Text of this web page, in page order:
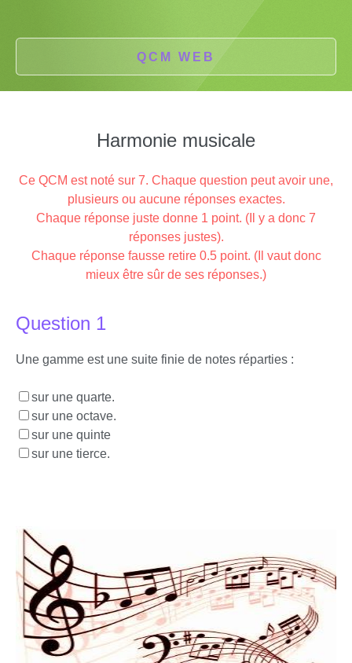
QCM WEB
Harmonie musicale
Ce QCM est noté sur 7. Chaque question peut avoir une,
plusieurs ou aucune réponses exactes.
Chaque réponse juste donne 1 point. (Il y a donc 7
réponses justes).
Chaque réponse fausse retire 0.5 point. (Il vaut donc
mieux être sûr de ses réponses.)
Question 1
Une gamme est une suite finie de notes réparties :
sur une quarte.
sur une octave.
sur une quinte
sur une tierce.